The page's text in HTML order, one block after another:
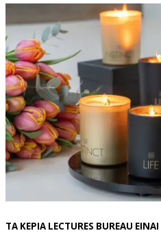
ΤΑ ΚΕΡΙΑ LECTURES BUREAU